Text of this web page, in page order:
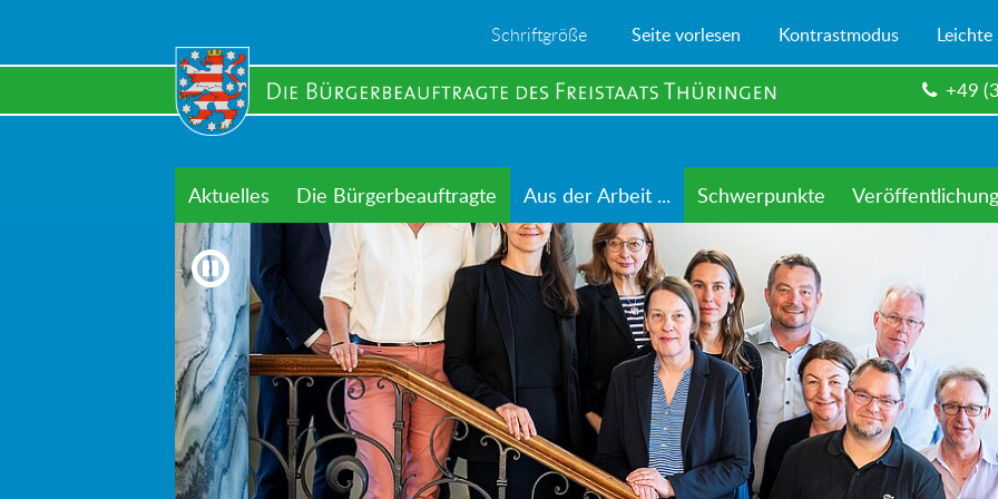
main
Schriftgröße Seite vorlesen Kontrastmodus Leichte
+49
Aktuelles Die Bürgerbeauftragte Aus der Arbeit ... Schwerpunkte